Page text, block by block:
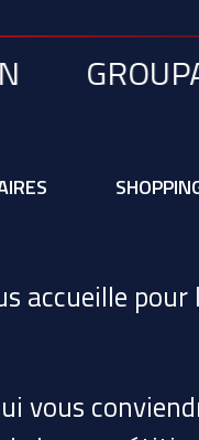
accueille
vous